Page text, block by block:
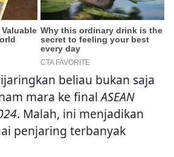
beliau bukan saja
mara ke finalASEAN
. Malah, ini menjadikan
penjaring terbanyak